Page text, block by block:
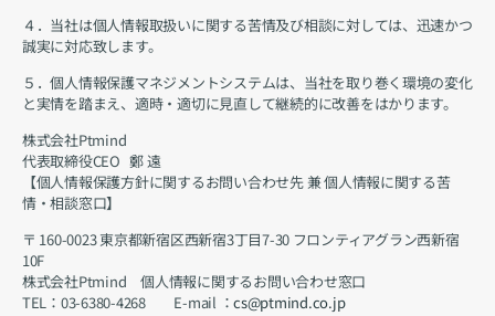
４．当社は個人情報取扱いに関する苦情及び相談に対しては、迅速かつ
誠実に対応致します。
５．個人情報保護マネジメントシステムは、当社を取り巻く環境の変化
と実情を踏まえ、適時・適切に見直して継続的に改善をはかります。
株式会社Ptmind
代表取締役CEO   鄭 遠
【個人情報保護方針に関するお問い合わせ先 兼 個人情報に関する苦
情・相談窓口】
〒 160-0023 東京都新宿区西新宿3丁目7-30 フロンティアグラン西新宿
10F
株式会社Ptmind　個人情報に関するお問い合わせ窓口
TEL：03-6380-4268　　E-mail ：cs@ptmind.co.jp